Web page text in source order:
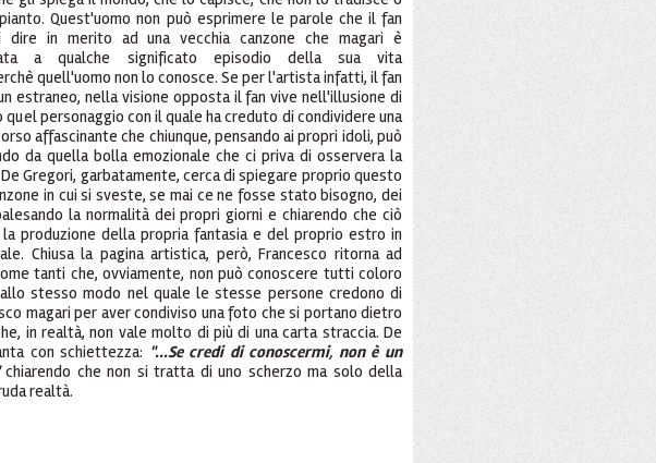
Quest'uomo non può esprimere le parole che il fan
dire in merito ad una vecchia canzone che magari è
a qualche significato episodio della sua vita
quell'uomo non lo conosce. Se per l'artista infatti, il fan
estraneo, nella visione opposta il fan vive nell'illusione di
quel personaggio con il quale ha creduto di condividere una
affascinante che chiunque, pensando ai propri idoli, può
da quella bolla emozionale che ci priva di osservera la
Gregori, garbatamente, cerca di spiegare proprio questo
in cui si sveste, se mai ce ne fosse stato bisogno, dei
la normalità dei propri giorni e chiarendo che ciò
produzione della propria fantasia e del proprio estro in
Chiusa la pagina artistica, però, Francesco ritorna ad
tanti che, ovviamente, non può conoscere tutti coloro
stesso modo nel quale le stesse persone credono di
magari per aver condiviso una foto che si portano dietro
in realtà, non vale molto di più di una carta straccia. De
con schiettezza: "...Se credi di conoscermi, non è un
chiarendo che non si tratta di uno scherzo ma solo della
realtà.